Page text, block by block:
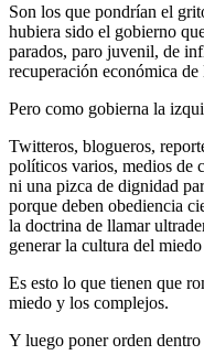
Son los que pondrían el
hubiera sido el gobierno
parados, paro juvenil, de
recuperación económica de
Pero como gobierna la
Twitteros, blogueros,
políticos varios, medios de
ni una pizca de dignidad
porque deben obediencia
la doctrina de llamar
generar la cultura del miedo
Es esto lo que tienen que
miedo y los complejos.
Y luego poner orden